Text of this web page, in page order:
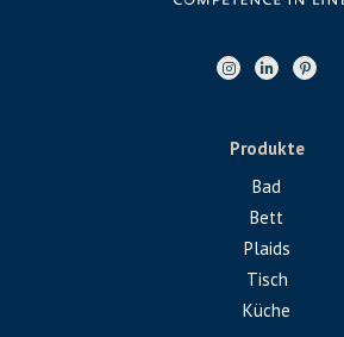
Produkte
Bad
Bett
Plaids
Tisch
Küche